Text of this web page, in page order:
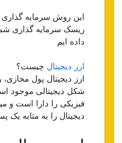
این روش سرمایه گذاری
ریسک سرمایه گذاری شما
داده ایم
ارز دیجیتال چیست؟
ارز دیجیتال پول
شکل دیجیتالی موجود
فیزیکی را دارا است و
دیجیتال را به مثابه یک